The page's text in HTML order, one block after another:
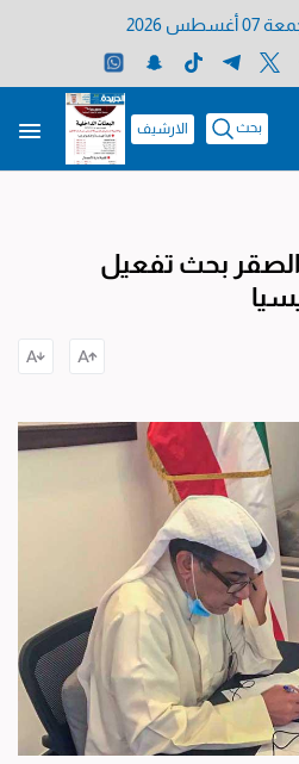
07 أغسطس 2026
بحث الارشيف
بحث تفعيل